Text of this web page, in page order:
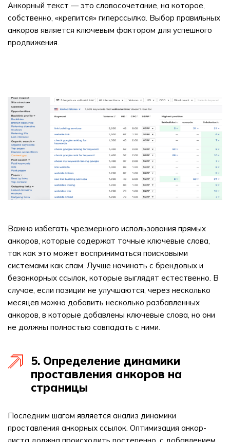
Анкорный текст — это словосочетание, на которое,
собственно, «крепится» гиперссылка. Выбор правильных
анкоров является ключевым фактором для успешного
продвижения.
Важно избегать чрезмерного использования прямых
анкоров, которые содержат точные ключевые слова,
так как это может восприниматься поисковыми
системами как спам. Лучше начинать с брендовых и
безанкорных ссылок, которые выглядят естественно. В
случае, если позиции не улучшаются, через несколько
месяцев можно добавить несколько разбавленных
анкоров, в которые добавлены ключевые слова, но они
не должны полностью совпадать с ними.
5. Определение динамики
проставления анкоров на
страницы
Последним шагом является анализ динамики
проставления анкорных ссылок. Оптимизация анкор-